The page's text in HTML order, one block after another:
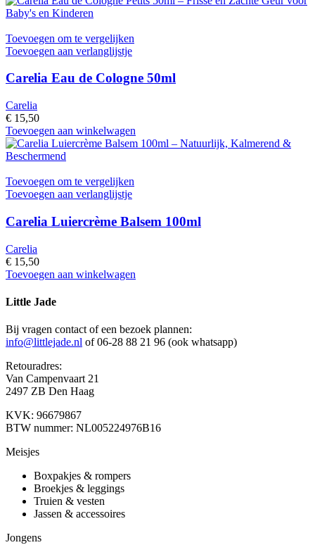
Toevoegen om te vergelijken
Toevoegen aan verlanglijstje
Carelia Eau de Cologne 50ml
Carelia
€ 15,50
Toevoegen aan winkelwagen
Toevoegen om te vergelijken
Toevoegen aan verlanglijstje
Carelia Luiercrème Balsem 100ml
Carelia
€ 15,50
Toevoegen aan winkelwagen
Little Jade
Bij vragen contact of een bezoek plannen:
info@littlejade.nl of 06-28 88 21 96 (ook whatsapp)
Retouradres:
Van Campenvaart 21
2497 ZB Den Haag
KVK: 96679867
BTW nummer: NL005224976B16
Meisjes
Boxpakjes & rompers
Broekjes & leggings
Truien & vesten
Jassen & accessoires
Jongens